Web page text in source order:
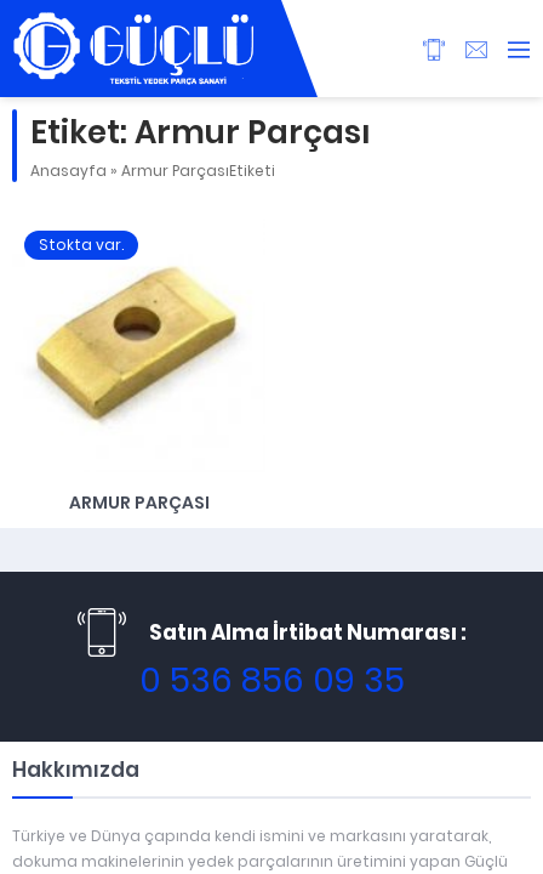
Etiket:Armur Parçası
Anasayfa » Armur ParçasıEtiketi
Stokta var.
ARMUR PARÇASI
Satın Alma İrtibat Numarası :
0 536 856 09 35
Hakkımızda
Türkiye ve Dünya çapında kendi ismini ve markasını yaratarak,
dokuma makinelerinin yedek parçalarının üretimini yapan Güçlü